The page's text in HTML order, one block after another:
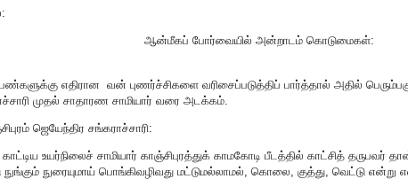
ஆன்மீகப் போர்வையில் அன்றாடம் கொடுமைகள்:
எதிரான வன் புணர்ச்சிகளை வரிசைப்படுத்திப் பார்த்தால் அதில்
முதல் சாதாரண சாமியார் வரை அடக்கம்.
ஜெயேந்திர சங்கராச்சாரி:
உயர்நிலைச் சாமியார் காஞ்சிபுரத்துக் காமகோடி பீடத்தில் காட்சித்
நுங்கும் நுரையுமாய் பொங்கிவழிவது மட்டுமல்லாமல், கொலை, குத்து, வெட்டு